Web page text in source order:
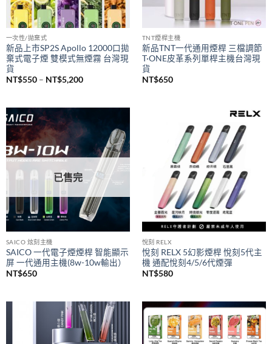
一次性/拋棄式
新品上市SP2S Apollo 12000口拋
棄式電子煙 雙模式無煙霧 台灣現
貨
NT$550 – NT$5,200價
NT$550
NT$5,200
TNT煙桿主機
新品TNT一代通用煙桿 三檔調節
T·ONE皮革系列單桿主機台灣現
貨
NT$650
已售完
SAICO 炫刻主機
SAICO 一代電子煙煙桿 智能顯示
屏 一代通用主機(8w-10w輸出）
NT$650
悅刻 RELX
悅刻 RELX 5幻影煙桿 悅刻5代主
機 通配悅刻4/5/6代煙彈
NT$580